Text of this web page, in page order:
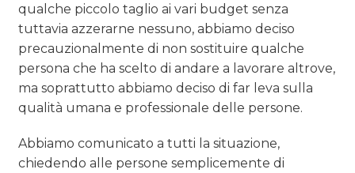
qualche piccolo taglio ai vari budget senza
tuttavia azzerarne nessuno, abbiamo deciso
precauzionalmente di non sostituire qualche
persona che ha scelto di andare a lavorare altrove,
ma soprattutto abbiamo deciso di far leva sulla
qualità umana e professionale delle persone.
Abbiamo comunicato a tutti la situazione,
chiedendo alle persone semplicemente di